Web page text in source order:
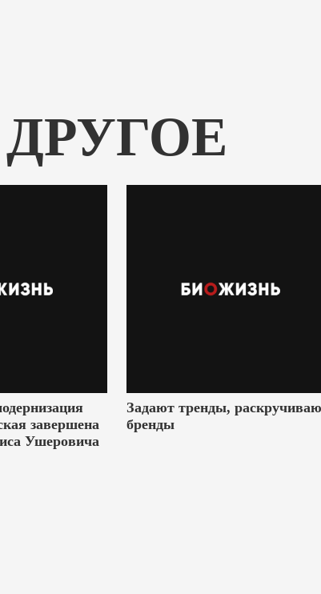
ДРУГОЕ
завершена
Ушеровича
Задают тренды,
бренды